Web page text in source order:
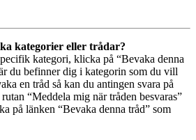
kategorier eller trådar?
kategori, klicka på “Bevaka denna
du befinner dig i kategorin som du vill
en tråd så kan du antingen svara på
“Meddela mig när tråden besvaras”
på länken “Bevaka denna tråd” som